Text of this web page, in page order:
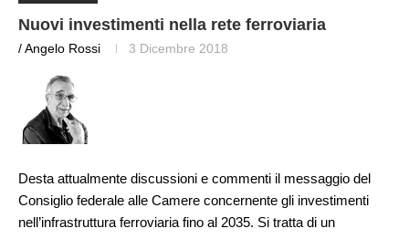
Nuovi investimenti nella rete ferroviaria
/ Angelo Rossi 3 Dicembre 2018
Desta attualmente discussioni e commenti il messaggio del
Consiglio federale alle Camere concernente gli investimenti
nell’infrastruttura ferroviaria fino al 2035. Si tratta di un